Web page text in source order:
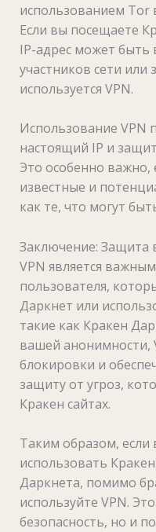
использованием Tor
Если вы посещаете
IP-адрес может быть
участников сети
используется VPN.
Использование VPN
настоящий IP и
Это особенно важно,
известные и
как те, что могут
Заключение: Защита
VPN является
пользователя,
Даркнет или
такие как Кракен
вашей анонимности,
блокировки и
защиту от угроз,
Кракен сайтах.
Таким образом, если
использовать
Даркнета, помимо
используйте VPN.
безопасность, но и